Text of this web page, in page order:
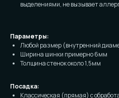
выделениями, не вызывает
Параметры:
Любой размер (внутренний
Ширина шинки примерно 6мм
Толщина стенок около 1,5мм
Посадка:
Классическая (прямая) с